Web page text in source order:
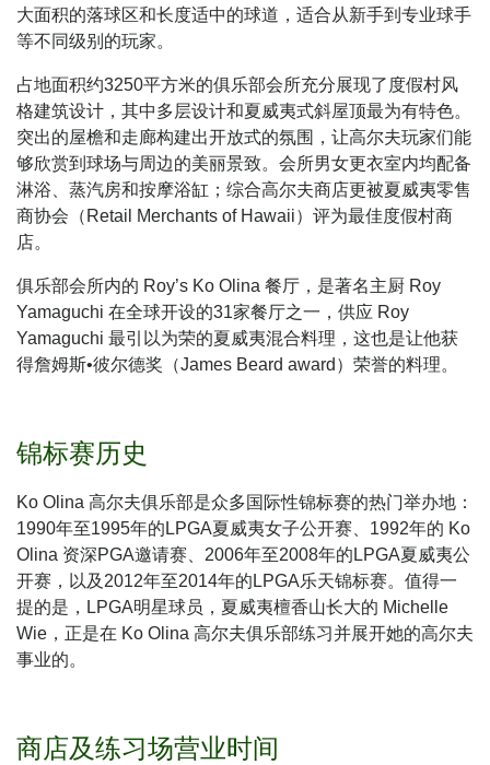
大面积的落球区和长度适中的球道，适合从新手到专业球手
等不同级别的玩家。
占地面积约3250平方米的俱乐部会所充分展现了度假村风
格建筑设计，其中多层设计和夏威夷式斜屋顶最为有特色。
突出的屋檐和走廊构建出开放式的氛围，让高尔夫玩家们能
够欣赏到球场与周边的美丽景致。会所男女更衣室内均配备
淋浴、蒸汽房和按摩浴缸；综合高尔夫商店更被夏威夷零售
商协会（Retail Merchants of Hawaii）评为最佳度假村商
店。
俱乐部会所内的 Roy’s Ko Olina 餐厅，是著名主厨 Roy
Yamaguchi 在全球开设的31家餐厅之一，供应 Roy
Yamaguchi 最引以为荣的夏威夷混合料理，这也是让他获
得詹姆斯•彼尔德奖（James Beard award）荣誉的料理。
锦标赛历史
Ko Olina 高尔夫俱乐部是众多国际性锦标赛的热门举办地：
1990年至1995年的LPGA夏威夷女子公开赛、1992年的 Ko
Olina 资深PGA邀请赛、2006年至2008年的LPGA夏威夷公
开赛，以及2012年至2014年的LPGA乐天锦标赛。值得一
提的是，LPGA明星球员，夏威夷檀香山长大的 Michelle
Wie，正是在 Ko Olina 高尔夫俱乐部练习并展开她的高尔夫
事业的。
商店及练习场营业时间